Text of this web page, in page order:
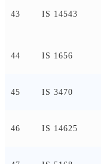
43 IS 14543
44 IS 1656
45 IS 3470
46 IS 14625